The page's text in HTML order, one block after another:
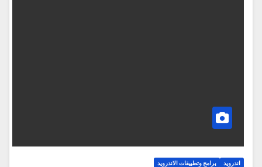
اندرويد برامج وتطبيقات الاندرويد